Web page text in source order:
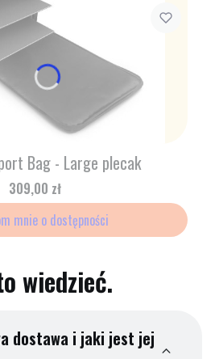
mnie o dostępności
Bag - Large plecak
Cena
309,00 zł
wiedzieć.
dostawa i jaki jest jej